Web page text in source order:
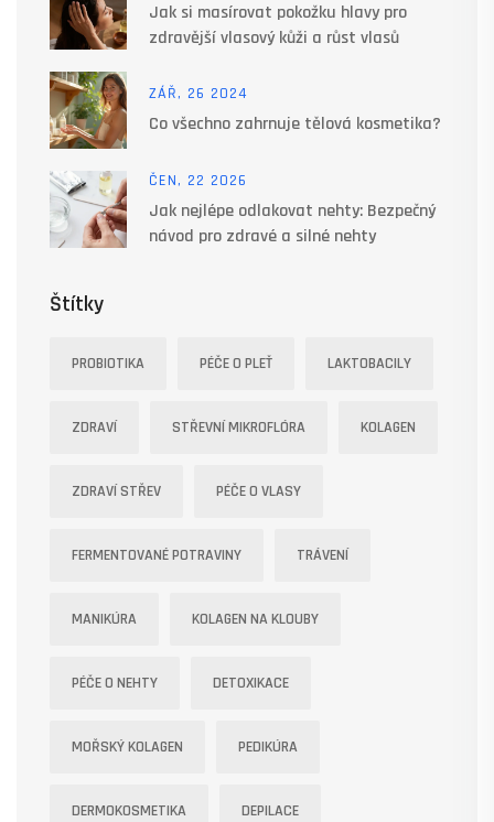
Jak si masírovat pokožku hlavy pro
zdravější vlasový kůži a růst vlasů
ZÁŘ, 26 2024
Co všechno zahrnuje tělová kosmetika?
ČEN, 22 2026
Jak nejlépe odlakovat nehty: Bezpečný
návod pro zdravé a silné nehty
Štítky
PROBIOTIKA PÉČE O PLEŤ LAKTOBACILY
ZDRAVÍ STŘEVNÍ MIKROFLÓRA KOLAGEN
ZDRAVÍ STŘEV PÉČE O VLASY
FERMENTOVANÉ POTRAVINY TRÁVENÍ
MANIKÚRA KOLAGEN NA KLOUBY
PÉČE O NEHTY DETOXIKACE
MOŘSKÝ KOLAGEN PEDIKÚRA
DERMOKOSMETIKA DEPILACE